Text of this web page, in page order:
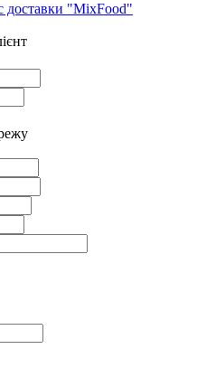
доставки "MixFood"